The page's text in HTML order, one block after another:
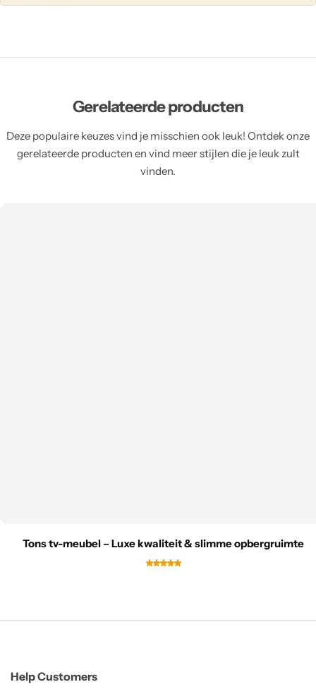
Gerelateerde producten
Deze populaire keuzes vind je misschien ook leuk! Ontdek onze
gerelateerde producten en vind meer stijlen die je leuk zult
vinden.
Tons tv-meubel – Luxe kwaliteit & slimme opbergruimte
Help Customers